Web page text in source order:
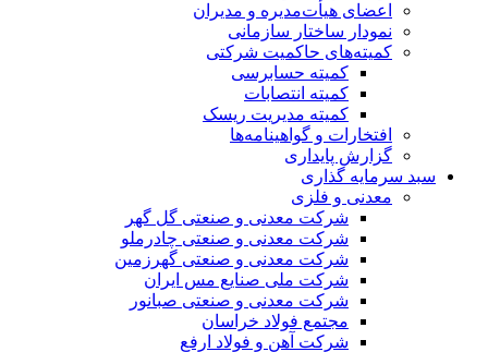
اعضای هیأت‌مدیره و مدیران
نمودار ساختار سازمانی
کمیته‌های حاکمیت شرکتی
کمیته حسابرسی
کمیته انتصابات
کمیته مدیریت ریسک
افتخارات و گواهینامه‌ها
گزارش پایداری
سبد سرمایه گذاری
معدنی و فلزی
شرکت معدنی و صنعتی گل گهر
شرکت معدنی و صنعتی چادرملو
شرکت معدنی و صنعتی گهرزمین
شرکت ملی صنایع مس ایران
شرکت معدنی و صنعتی صبانور
مجتمع فولاد خراسان
شرکت آهن و فولاد ارفع